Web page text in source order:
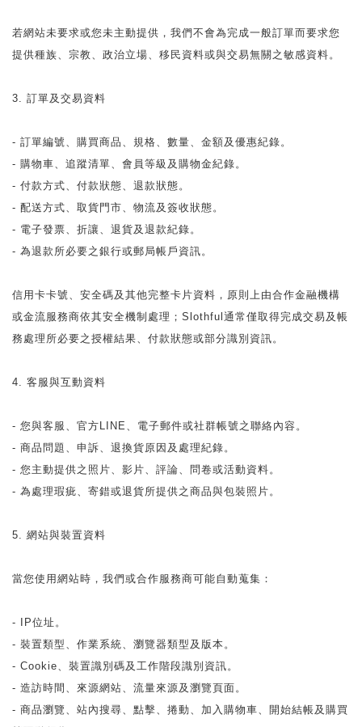
若網站未要求或您未主動提供，我們不會為完成一般訂單而要求您
提供種族、宗教、政治立場、移民資料或與交易無關之敏感資料。
3. 訂單及交易資料
- 訂單編號、購買商品、規格、數量、金額及優惠紀錄。
- 購物車、追蹤清單、會員等級及購物金紀錄。
- 付款方式、付款狀態、退款狀態。
- 配送方式、取貨門市、物流及簽收狀態。
- 電子發票、折讓、退貨及退款紀錄。
- 為退款所必要之銀行或郵局帳戶資訊。
信用卡卡號、安全碼及其他完整卡片資料，原則上由合作金融機構
或金流服務商依其安全機制處理；Slothful通常僅取得完成交易及帳
務處理所必要之授權結果、付款狀態或部分識別資訊。
4. 客服與互動資料
- 您與客服、官方LINE、電子郵件或社群帳號之聯絡內容。
- 商品問題、申訴、退換貨原因及處理紀錄。
- 您主動提供之照片、影片、評論、問卷或活動資料。
- 為處理瑕疵、寄錯或退貨所提供之商品與包裝照片。
5. 網站與裝置資料
當您使用網站時，我們或合作服務商可能自動蒐集：
- IP位址。
- 裝置類型、作業系統、瀏覽器類型及版本。
- Cookie、裝置識別碼及工作階段識別資訊。
- 造訪時間、來源網站、流量來源及瀏覽頁面。
- 商品瀏覽、站內搜尋、點擊、捲動、加入購物車、開始結帳及購買